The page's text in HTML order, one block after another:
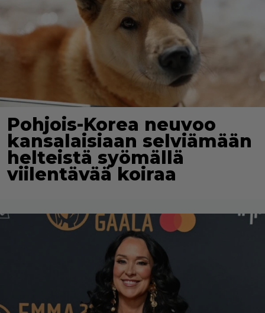
Pohjois-Korea neuvoo
kansalaisiaan selviämään
helteistä syömällä
viilentävää koiraa